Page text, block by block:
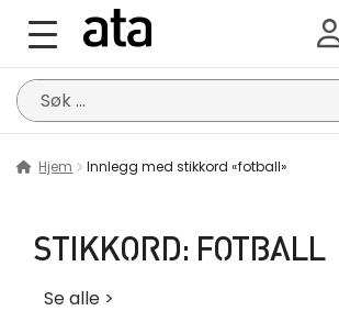
Søk
etter:
Hjem Innlegg med stikkord «fotball»
STIKKORD: FOTBALL
Se alle >